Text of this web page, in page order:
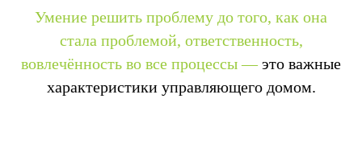
Умение решить проблему до того, как она
стала проблемой, ответственность,
вовлечённость во все процессы — это важные
характеристики управляющего домом.